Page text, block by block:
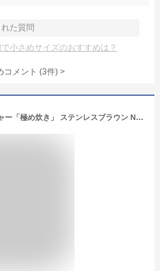
た質問
小さめサイズのおすすめは？
コメント (3件) >
炊飯器 象印 IH 3合 IH炊飯ジャー「極め炊き」 ステンレスブラウン NP-GK05-XT 送料無料 炊飯ジャー IH炊飯器 IH 3合炊き 3合 極め炊き 豪熱沸とうIH NPGK05 NP-GK05 NPGJ05 NP-GJ05 ZOJIRUSHI 【D】